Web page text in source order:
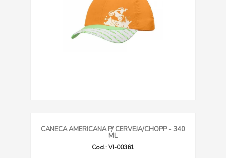
CANECA AMERICANA P/ CERVEJA/CHOPP - 340
ML
Cod.: VI-00361